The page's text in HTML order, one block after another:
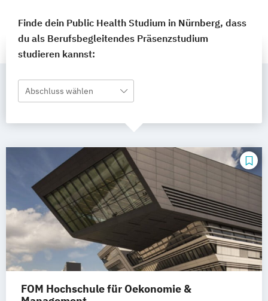
Finde dein Public Health Studium in Nürnberg, dass
du als Berufsbegleitendes Präsenzstudium
studieren kannst:
Abschluss wählen
FOM Hochschule für Oekonomie &